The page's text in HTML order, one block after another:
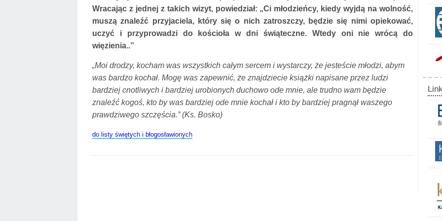
Wracając z jednej z takich wizyt, powiedział: „Ci młodzieńcy, kiedy wyjdą na wolność,
muszą znaleźć przyjaciela, który się o nich zatroszczy, będzie się nimi opiekować,
uczyć i przyprowadzi do kościoła w dni świąteczne. Wtedy oni nie wrócą do
więzienia..”
„Moi drodzy, kocham was wszystkich całym sercem i wystarczy, że jesteście młodzi, abym
was bardzo kochał. Mogę was zapewnić, że znajdziecie książki napisane przez ludzi
bardziej cnotliwych i bardziej urobionych duchowo ode mnie, ale trudno wam będzie
znaleźć kogoś, kto by was bardziej ode mnie kochał i kto by bardziej pragnął waszego
prawdziwego szczęścia.” (Ks. Bosko)
do listy świętych i błogosławionych